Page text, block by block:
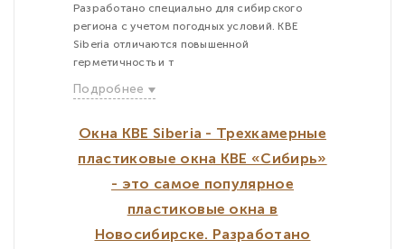
Разработано специально для сибирского
региона с учетом погодных условий. KBE
Siberia отличаются повышенной
герметичность и т
Подробнее
Окна KBE Siberia - Трехкамерные
пластиковые окна KBE «Сибирь»
- это самое популярное
пластиковые окна в
Новосибирске. Разработано